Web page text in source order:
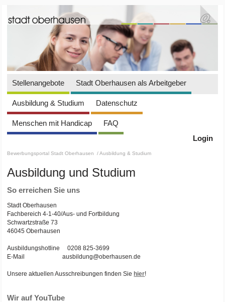
Stellenangebote Stadt Oberhausen als Arbeitgeber
Ausbildung & Studium Datenschutz
Menschen mit Handicap
FAQ
Login
Bewerbungsportal Stadt Oberhausen / Ausbildung & Studium
Ausbildung und Studium
So erreichen Sie uns
Stadt Oberhausen
Fachbereich 4-1-40/Aus- und Fortbildung
Schwartzstraße 73
46045 Oberhausen
Ausbildungshotline 0208 825-3699
E-Mail ausbildung@oberhausen.de
Unsere aktuellen Ausschreibungen finden Sie hier!
Wir auf YouTube